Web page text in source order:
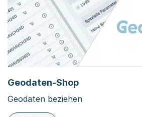
Geodaten-Shop
Geodaten beziehen